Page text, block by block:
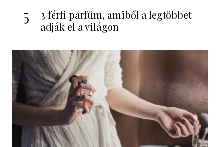
5
3 férfi parfüm, amiből a legtöbbet
adják el a világon